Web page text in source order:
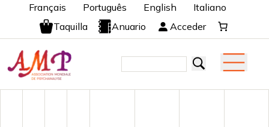
Français Português English
Italiano
Taquilla
Anuario Acceder